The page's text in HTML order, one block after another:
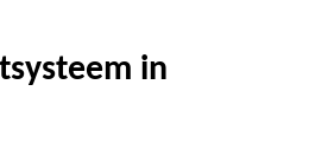
in